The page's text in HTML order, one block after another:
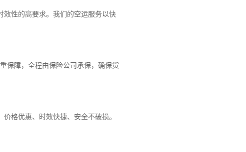
效性的高要求。我们的空运服务以快
保障，全程由保险公司承保，确保货
格优惠、时效快捷、安全不破损。